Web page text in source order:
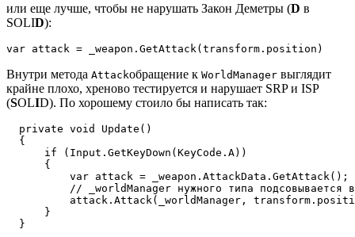
или еще лучше, чтобы не нарушать Закон Деметры (D в
SOLID):
var attack = _weapon.GetAttack(transform.position)
Внутри метода Attackобращение к WorldManager выглядит
крайне плохо, хреново тестируется и нарушает SRP и ISP
(SOLID). По хорошему стоило бы написать так:
  private void Update()
  {
      if (Input.GetKeyDown(KeyCode.A))
      {
          var attack = _weapon.AttackData.GetAttack();
// _worldManager нужного типа подсовывается
attack.Attack(_worldManager,
      }
  }